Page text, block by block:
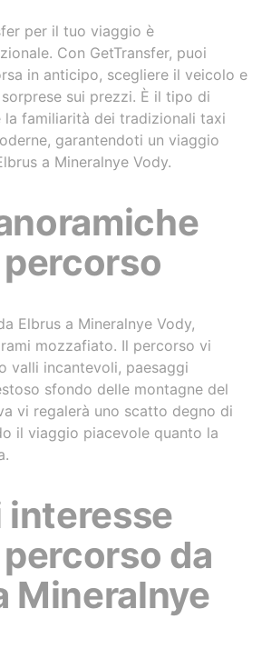
per il tuo viaggio è
Con GetTransfer, puoi
in anticipo, scegliere il veicolo e
sui prezzi. È il tipo di
la familiarità dei tradizionali taxi
garantendoti un viaggio
a Mineralnye Vody.
Elbrus a Mineralnye Vody,
mozzafiato. Il percorso vi
valli incantevoli, paesaggi
sfondo delle montagne del
vi regalerà uno scatto degno di
il viaggio piacevole quanto la
interesse
da
Mineralnye